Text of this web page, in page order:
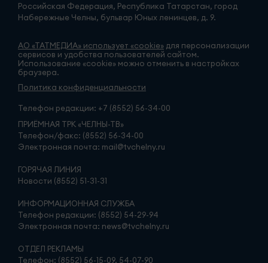
Российская Федерация, Республика Татарстан, город
Набережные Челны, бульвар Юных ленинцев, д. 9.
АО «ТАТМЕДИА» использует «cookie» для персонализации
сервисов и удобства пользователей сайтом.
Использование «cookie» можно отменить в настройках
браузера.
Политика конфиденциальности
Телефон редакции: +7 (8552) 56-34-00
ПРИЁМНАЯ ТРК «ЧЕЛНЫ-ТВ»
Телефон/факс: (8552) 56-34-00
Электронная почта: mail@tvchelny.ru
ГОРЯЧАЯ ЛИНИЯ
Новости (8552) 51-31-31
ИНФОРМАЦИОННАЯ СЛУЖБА
Телефон редакции: (8552) 54-29-94
Электронная почта: news@tvchelny.ru
ОТДЕЛ РЕКЛАМЫ
Телефон: (8552) 56-15-09, 54-07-90